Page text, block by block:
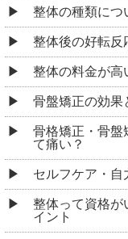
整体の種類につ
整体後の好転反
整体の料金が高
骨盤矯正の効果
骨格矯正・骨盤
て痛い？
セルフケア・自
整体って資格が
イント